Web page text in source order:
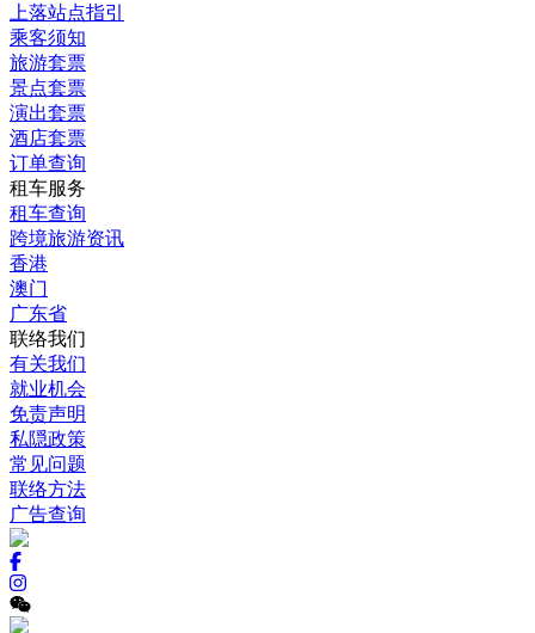
上落站点指引
乘客须知
旅游套票
景点套票
演出套票
酒店套票
订单查询
租车服务
租车查询
跨境旅游资讯
香港
澳门
广东省
联络我们
有关我们
就业机会
免责声明
私隠政策
常见问题
联络方法
广告查询